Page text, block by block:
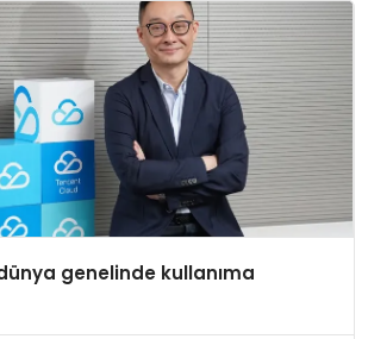
genelinde kullanıma